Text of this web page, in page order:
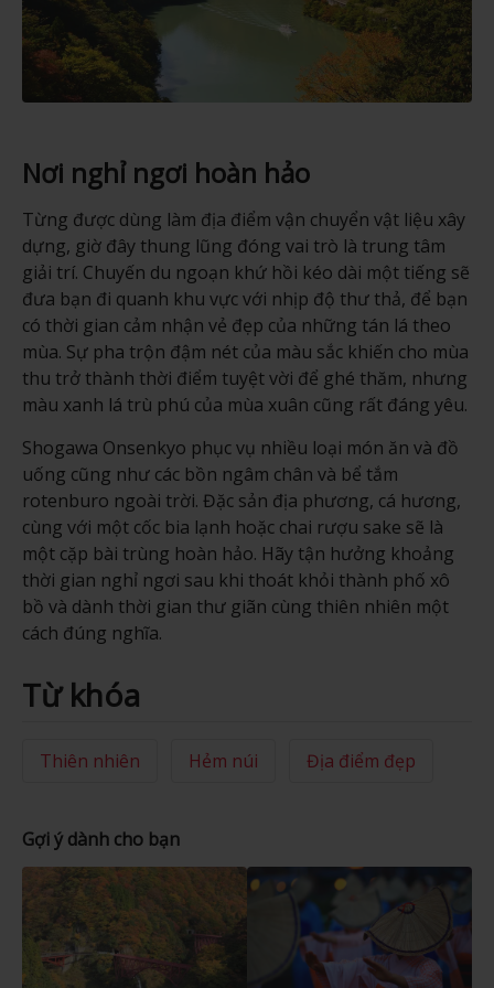
Nơi nghỉ ngơi hoàn hảo
Từng được dùng làm địa điểm vận chuyển vật liệu xây
dựng, giờ đây thung lũng đóng vai trò là trung tâm
giải trí. Chuyến du ngoạn khứ hồi kéo dài một tiếng sẽ
đưa bạn đi quanh khu vực với nhịp độ thư thả, để bạn
có thời gian cảm nhận vẻ đẹp của những tán lá theo
mùa. Sự pha trộn đậm nét của màu sắc khiến cho mùa
thu trở thành thời điểm tuyệt vời để ghé thăm, nhưng
màu xanh lá trù phú của mùa xuân cũng rất đáng yêu.
Shogawa Onsenkyo phục vụ nhiều loại món ăn và đồ
uống cũng như các bồn ngâm chân và bể tắm
rotenburo ngoài trời. Đặc sản địa phương, cá hương,
cùng với một cốc bia lạnh hoặc chai rượu sake sẽ là
một cặp bài trùng hoàn hảo. Hãy tận hưởng khoảng
thời gian nghỉ ngơi sau khi thoát khỏi thành phố xô
bồ và dành thời gian thư giãn cùng thiên nhiên một
cách đúng nghĩa.
Từ khóa
Thiên nhiên Hẻm núi Địa điểm đẹp
Gợi ý dành cho bạn